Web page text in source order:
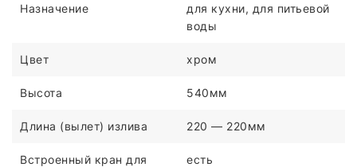
Назначение
для кухни, для питьевой
воды
Цвет хром
Высота 540мм
Длина (вылет) излива 220 — 220мм
Встроенный кран для
есть